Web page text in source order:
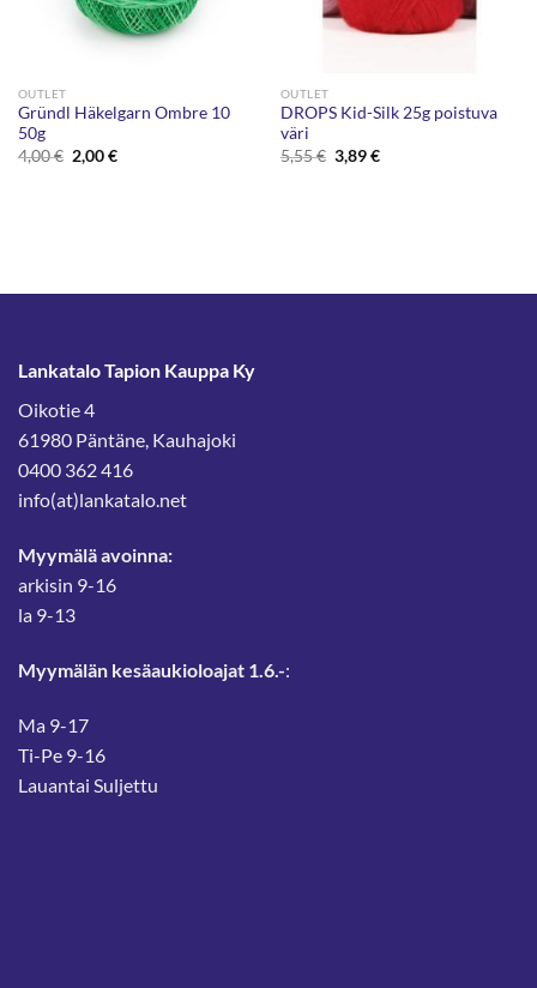
OUTLET
Gründl Häkelgarn Ombre 10
50g
4,00€ Alkuperäinen
hinta
2,00€Nykyinen
OUTLET
DROPS Kid-Silk 25g poistuva
väri
5,55€ Alkuperäinen
hinta
3,89€Nykyinen
Lankatalo Tapion Kauppa Ky
Oikotie 4
61980 Päntäne, Kauhajoki
0400 362 416
info(at)lankatalo.net
Myymälä avoinna:
arkisin 9-16
la 9-13
Myymälän kesäaukioloajat 1.6.-:
Ma 9-17
Ti-Pe 9-16
Lauantai Suljettu